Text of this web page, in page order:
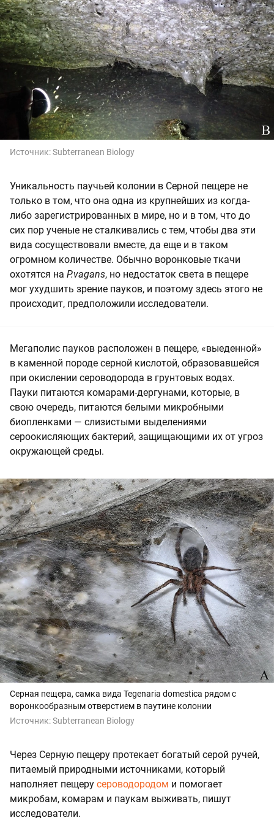
Источник:Subterranean Biology
Уникальность паучьей колонии в Серной пещере не
только в том, что она одна из крупнейших из когда-
либо зарегистрированных в мире, но и в том, что до
сих пор ученые не сталкивались с тем, чтобы два эти
вида сосуществовали вместе, да еще и в таком
огромном количестве. Обычно воронковые ткачи
охотятся на P.vagans, но недостаток света в пещере
мог ухудшить зрение пауков, и поэтому здесь этого не
происходит, предположили исследователи.
Мегаполис пауков расположен в пещере, «выеденной»
в каменной породе серной кислотой, образовавшейся
при окислении сероводорода в грунтовых водах.
Пауки питаются комарами-дергунами, которые, в
свою очередь, питаются белыми микробными
биопленками — слизистыми выделениями
сероокисляющих бактерий, защищающими их от угроз
окружающей среды.
Серная пещера, самка вида Tegenaria domestica рядом с
воронкообразным отверстием в паутине колонии
Источник:Subterranean Biology
Через Серную пещеру протекает богатый серой ручей,
питаемый природными источниками, который
наполняет пещеру сероводородом и помогает
микробам, комарам и паукам выживать, пишут
исследователи.